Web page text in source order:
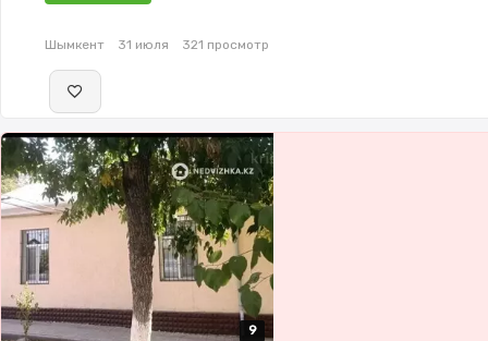
Шымкент 31 июля 321 просмотр
9
9
9
9
9